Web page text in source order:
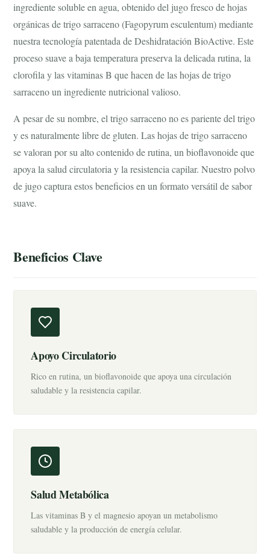
ingrediente soluble en agua, obtenido del jugo fresco de hojas
orgánicas de trigo sarraceno (Fagopyrum esculentum) mediante
nuestra tecnología patentada de Deshidratación BioActive. Este
proceso suave a baja temperatura preserva la delicada rutina, la
clorofila y las vitaminas B que hacen de las hojas de trigo
sarraceno un ingrediente nutricional valioso.
A pesar de su nombre, el trigo sarraceno no es pariente del trigo
y es naturalmente libre de gluten. Las hojas de trigo sarraceno
se valoran por su alto contenido de rutina, un bioflavonoide que
apoya la salud circulatoria y la resistencia capilar. Nuestro polvo
de jugo captura estos beneficios en un formato versátil de sabor
suave.
Beneficios Clave
Apoyo Circulatorio
Rico en rutina, un bioflavonoide que apoya una circulación
saludable y la resistencia capilar.
Salud Metabólica
Las vitaminas B y el magnesio apoyan un metabolismo
saludable y la producción de energía celular.